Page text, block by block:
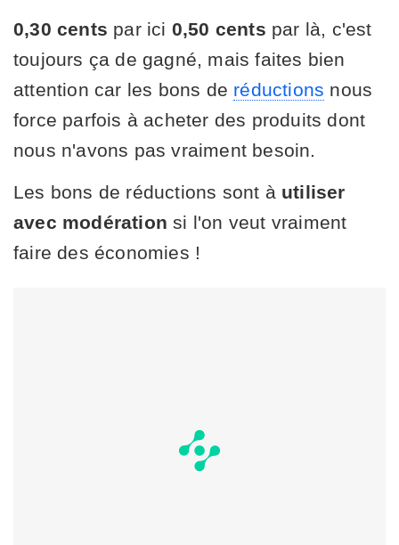
0,30 cents par ici 0,50 cents par là, c'est
toujours ça de gagné, mais faites bien
attention car les bons de réductions nous
force parfois à acheter des produits dont
nous n'avons pas vraiment besoin.
Les bons de réductions sont à utiliser
avec modération si l'on veut vraiment
faire des économies !